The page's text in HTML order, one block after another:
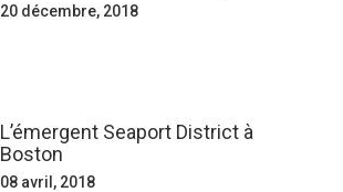
20 décembre, 2018
L’émergent Seaport District à
Boston
08 avril, 2018